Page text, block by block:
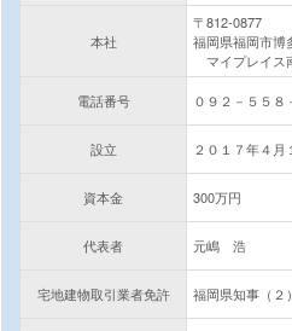
本社
〒812-0877
福岡県福岡市博
マイプレイス
電話番号 ０９２－５５８
設立 ２０１７年４月
資本金 300万円
代表者 元嶋 浩
宅地建物取引業者免許 福岡県知事（２